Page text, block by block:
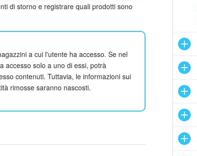
di storno e registrare quali prodotti sono
a cui l'utente ha accesso. Se nel
accesso solo a uno di essi, potrà
contenuti. Tuttavia, le informazioni sui
rimosse saranno nascosti.